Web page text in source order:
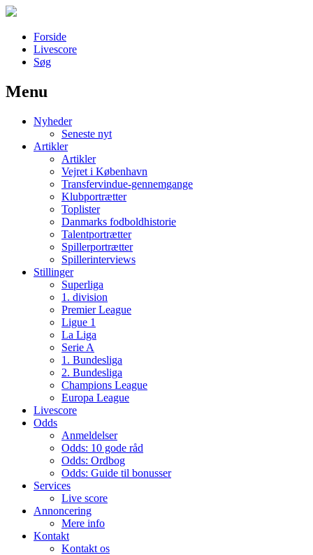
Forside
Livescore
Søg
Наши партнеры
лучшие займы
Menu
Nyheder
Seneste nyt
Artikler
Artikler
Vejret i København
Transfervindue-gennemgange
Klubportrætter
Toplister
Danmarks fodboldhistorie
Talentportrætter
Spillerportrætter
Spillerinterviews
Stillinger
Superliga
1. division
Premier League
Ligue 1
La Liga
Serie A
1. Bundesliga
2. Bundesliga
Champions League
Europa League
Livescore
Odds
Anmeldelser
Odds: 10 gode råd
Odds: Ordbog
Odds: Guide til bonusser
Services
Live score
Annoncering
Mere info
Kontakt
Kontakt os